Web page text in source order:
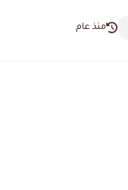
منذ عام